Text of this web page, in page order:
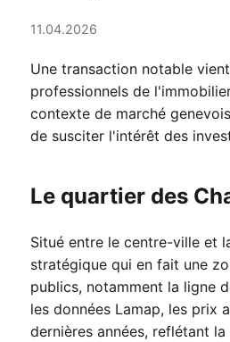
11.04.2026
Une transaction notable
professionnels de
contexte de marché
de susciter l'intérêt des
Le quartier des
Situé entre le centre-ville et
stratégique qui en fait une
publics, notamment la ligne
les données Lamap, les prix
dernières années, reflétant